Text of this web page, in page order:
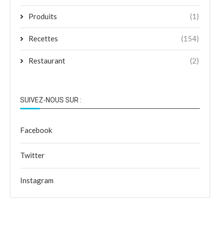
Produits (1)
Recettes (154)
Restaurant (2)
SUIVEZ-NOUS SUR :
Facebook
Twitter
Instagram